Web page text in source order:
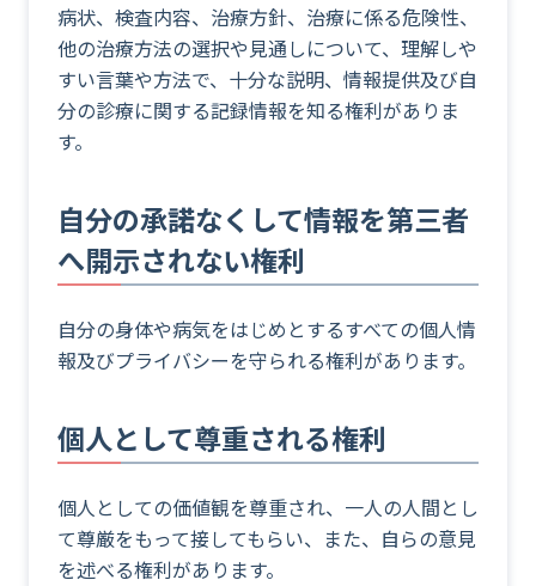
病状、検査内容、治療方針、治療に係る危険性、
他の治療方法の選択や見通しについて、理解しや
すい言葉や方法で、十分な説明、情報提供及び自
分の診療に関する記録情報を知る権利がありま
す。
自分の承諾なくして情報を第三者
へ開示されない権利
自分の身体や病気をはじめとするすべての個人情
報及びプライバシーを守られる権利があります。
個人として尊重される権利
個人としての価値観を尊重され、一人の人間とし
て尊厳をもって接してもらい、また、自らの意見
を述べる権利があります。